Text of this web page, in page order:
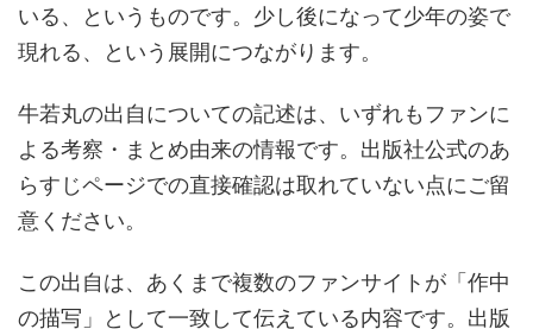
いる、というものです。少し後になって少年の姿で
現れる、という展開につながります。
牛若丸の出自についての記述は、いずれもファンに
よる考察・まとめ由来の情報です。出版社公式のあ
らすじページでの直接確認は取れていない点にご留
意ください。
この出自は、あくまで複数のファンサイトが「作中
の描写」として一致して伝えている内容です。出版